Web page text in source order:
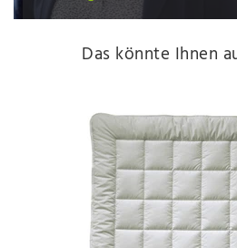
Das könnte Ihnen